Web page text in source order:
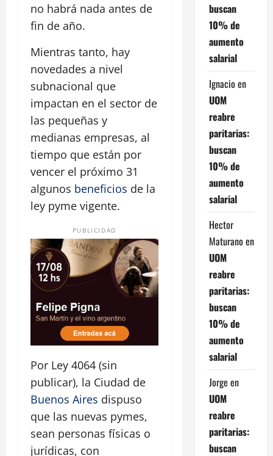
no habrá nada antes de
fin de año.
Mientras tanto, hay
novedades a nivel
subnacional que
impactan en el sector de
las pequeñas y
medianas empresas, al
tiempo que están por
vencer el próximo 31
algunos beneficios de la
ley pyme vigente.
PUBLICIDAD
Por Ley 4064 (sin
publicar), la Ciudad de
Buenos Aires dispuso
que las nuevas pymes,
sean personas físicas o
jurídicas, con
buscan
10% de
aumento
salarial
Ignacio en
UOM
reabre
paritarias:
buscan
10% de
aumento
salarial
Hector
Maturano en
UOM
reabre
paritarias:
buscan
10% de
aumento
salarial
Jorge en
UOM
reabre
paritarias:
buscan